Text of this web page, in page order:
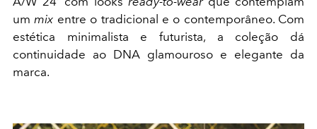
ummix entre o tradicional e o contemporâneo. Com
estética minimalista e futurista, a coleção dá
continuidade ao DNA glamouroso e elegante da
marca.